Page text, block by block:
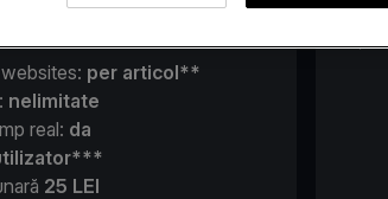
per articol**
nelimitate
real: da
25 LEI
✓